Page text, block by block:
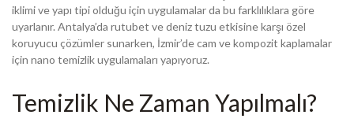
iklimi ve yapı tipi olduğu için uygulamalar da bu farklılıklara göre
uyarlanır. Antalya’da rutubet ve deniz tuzu etkisine karşı özel
koruyucu çözümler sunarken, İzmir’de cam ve kompozit kaplamalar
için nano temizlik uygulamaları yapıyoruz.
Temizlik Ne Zaman Yapılmalı?